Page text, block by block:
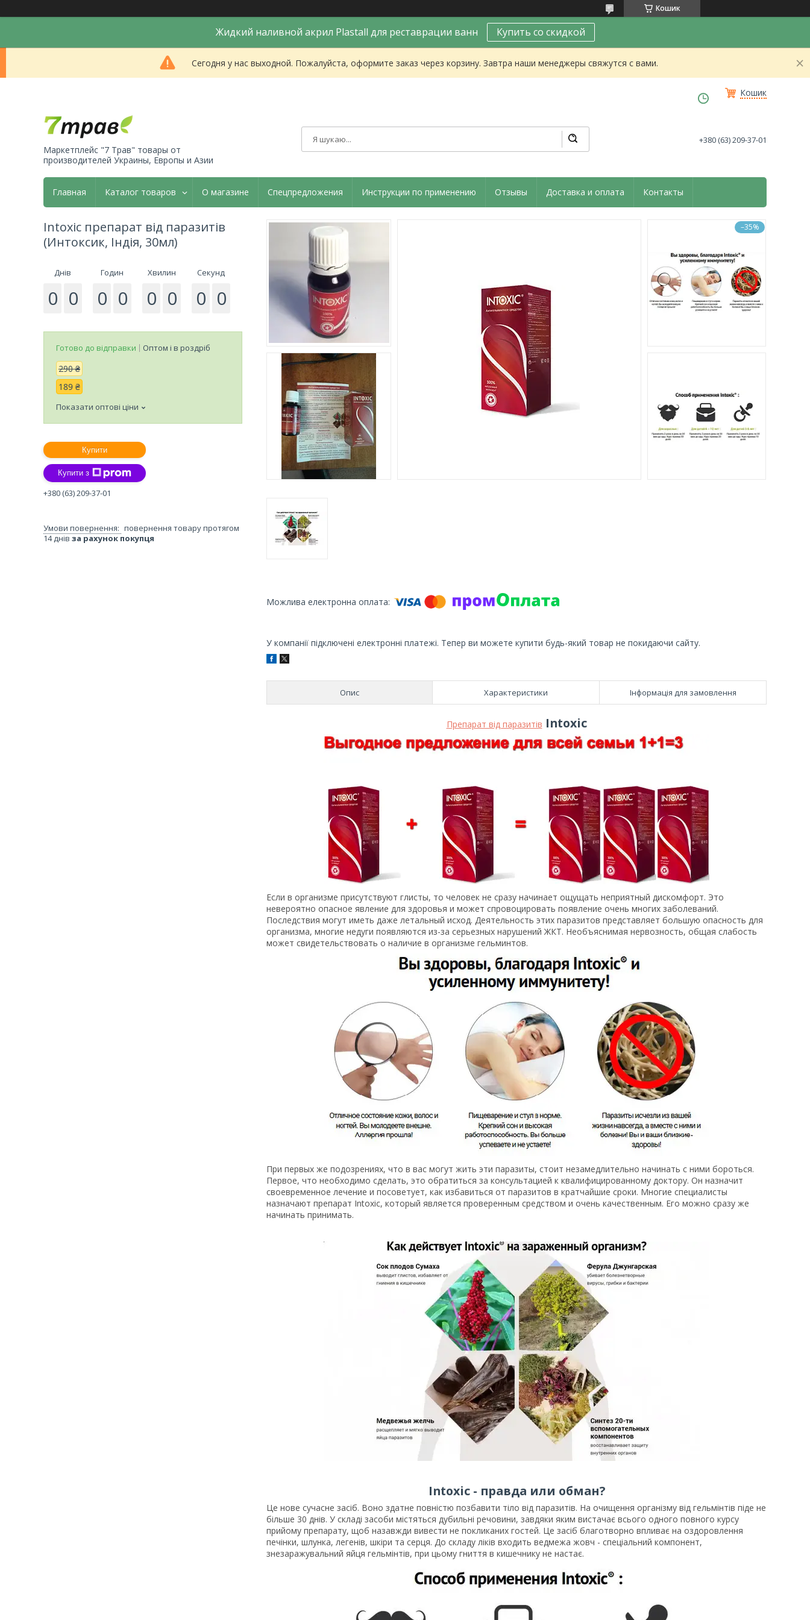
Кошик
Жидкий наливной акрил Plastall для реставрации ванн Купить со скидкой
Сегодня у нас выходной. Пожалуйста, оформите заказ через корзину. Завтра наши менеджеры свяжутся с вами.
Кошик
Маркетплейс "7 Трав" товары от
производителей Украины, Европы и Азии
+380 (63) 209-37-01
Главная Каталог товаров О магазине Спецпредложения Инструкции по применению Отзывы Доставка и оплата Контакты
–35%
У компанії підключені електронні платежі. Тепер ви можете купити будь-який товар не покидаючи сайту.
Опис Характеристики Інформація для замовлення
Препарат від паразитів Intoxic
Если в организме присутствуют глисты, то человек не сразу начинает ощущать неприятный дискомфорт. Это
невероятно опасное явление для здоровья и может спровоцировать появление очень многих заболеваний.
Последствия могут иметь даже летальный исход. Деятельность этих паразитов представляет большую опасность для
организма, многие недуги появляются из-за серьезных нарушений ЖКТ. Необъяснимая нервозность, общая слабость
может свидетельствовать о наличие в организме гельминтов.
При первых же подозрениях, что в вас могут жить эти паразиты, стоит незамедлительно начинать с ними бороться.
Первое, что необходимо сделать, это обратиться за консультацией к квалифицированному доктору. Он назначит
своевременное лечение и посоветует, как избавиться от паразитов в кратчайшие сроки. Многие специалисты
назначают препарат Intoxic, который является проверенным средством и очень качественным. Его можно сразу же
начинать принимать.
Intoxic - правда или обман?
Це нове сучасне засіб. Воно здатне повністю позбавити тіло від паразитів. На очищення організму від гельмінтів піде не
більше 30 днів. У складі засоби містяться дубильні речовини, завдяки яким вистачає всього одного повного курсу
прийому препарату, щоб назавжди вивести не покликаних гостей. Це засіб благотворно впливає на оздоровлення
печінки, шлунка, легенів, шкіри та серця. До складу ліків входить ведмежа жовч - спеціальний компонент,
знезаражувальний яйця гельмінтів, при цьому гниття в кишечнику не настає.
Intoxic препарат від паразитів
(Интоксик, Індія, 30мл)
Днів
0 0
Годин
0 0
Хвилин
0 0
Секунд
0 0
Готово до відправки Оптом і в роздріб
290 ₴
189 ₴
Показати оптові ціни
Купити
Купити з
+380 (63) 209-37-01
повернення товару протягом
14 днів за рахунок покупця